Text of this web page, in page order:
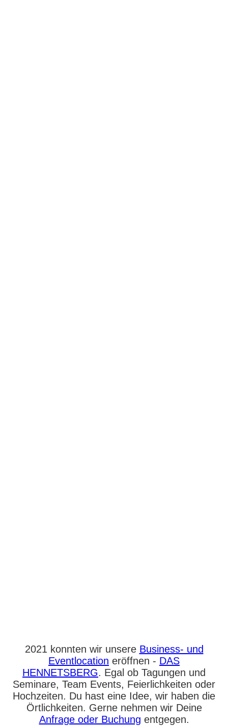
2021 konnten wir unsere Business- und
Eventlocation eröffnen - DAS
HENNETSBERG. Egal ob Tagungen und
Seminare, Team Events, Feierlichkeiten oder
Hochzeiten. Du hast eine Idee, wir haben die
Örtlichkeiten. Gerne nehmen wir Deine
Anfrage oder Buchung entgegen.